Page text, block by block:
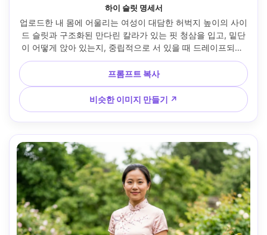
하이 슬릿 명세서
업로드한 내 몸에 어울리는 여성이 대담한 허벅지 높이의 사이
드 슬릿과 구조화된 만다린 칼라가 있는 핏 청삼을 입고, 밑단
이 어떻게 앉아 있는지, 중립적으로 서 있을 때 드레이프되는
방식을 강조하고, 뾰족한 발가락 힐과 짝을 이루고, 현대적인
도시 보도 장면, 부드러운 그림자가 있는 늦은 오후 태양,
35mm 렌즈, 전신 프레임, 선명한 초점, 사실적인 그림자와 피
부 질감, 내 정체성을 그대로 유지하세요 --ar 4:5
프롬프트 복사
비슷한 이미지 만들기 ↗